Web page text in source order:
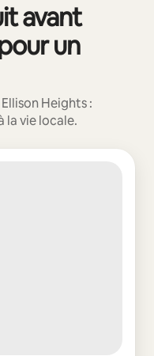
avant
un
Heights :
la vie locale.